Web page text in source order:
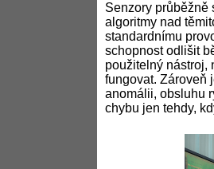
Senzory průběžně
algoritmy nad
standardnímu
schopnost odlišit
použitelný nástroj,
fungovat. Zároveň
anomálii, obsluhu
chybu jen tehdy,